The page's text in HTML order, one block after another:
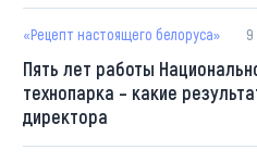
«Рецепт настоящего белоруса» 9
Пять лет работы
технопарка – какие
директора